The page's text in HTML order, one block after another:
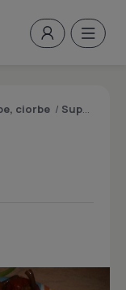
ciorbe / Supa crema de somon